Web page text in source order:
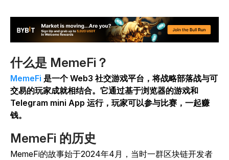
什么是 MemeFi？
MemeFi 是一个 Web3 社交游戏平台，将战略部落战与可
交易的玩家成就相结合。它通过基于浏览器的游戏和
Telegram mini App 运行，玩家可以参与比赛，一起赚
钱。
MemeFi 的历史
MemeFi的故事始于2024年4月，当时一群区块链开发者